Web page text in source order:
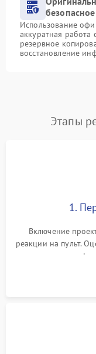
Использование
аккуратная работа
резервное
восстановление
Этапы
1.
Включение
реакции на пульт.
наличия
системы